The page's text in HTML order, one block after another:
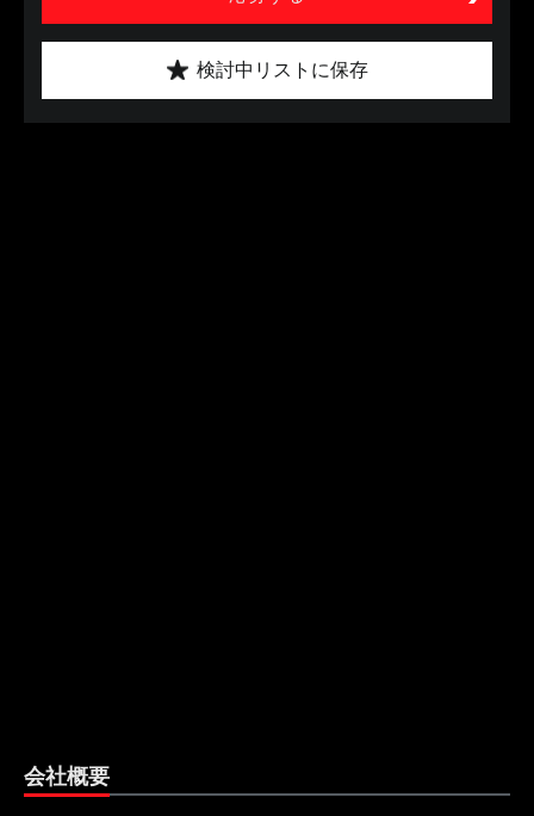
検討中リストに保存
会社概要